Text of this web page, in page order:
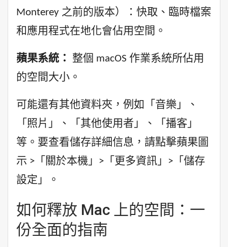
Monterey 之前的版本）：快取、臨時檔案
和應用程式在地化會佔用空間。
蘋果系統：
整個 macOS 作業系統所佔用
的空間大小。
可能還有其他資料夾，例如「音樂」、
「照片」、「其他使用者」、「播客」
等。要查看儲存詳細信息，請點擊蘋果圖
示 >「關於本機」>「更多資訊」>「儲存
設定」。
如何釋放 Mac 上的空間：一
份全面的指南